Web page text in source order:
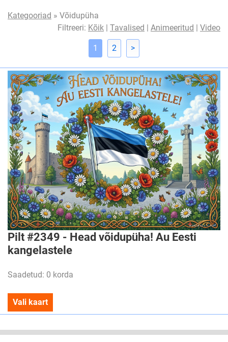
Kategooriad » Võidupüha
Filtreeri: Kõik | Tavalised | Animeeritud | Video
1 2 >
Pilt #2349 - Head võidupüha! Au Eesti
kangelastele
Saadetud: 0 korda
Vali kaart